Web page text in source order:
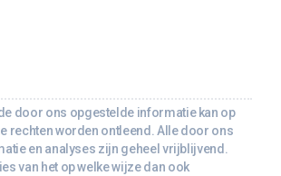
door ons opgestelde informatie kan op
rechten worden ontleend. Alle door ons
en analyses zijn geheel vrijblijvend.
van het op welke wijze dan ook